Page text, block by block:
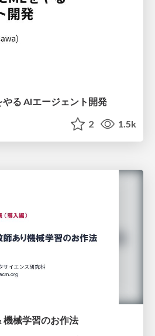
る AIエージェント開発
2 1.5k
機械学習のお作法